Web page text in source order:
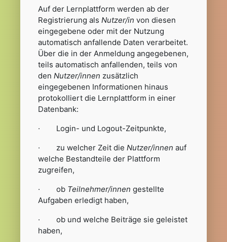
Auf der Lernplattform werden ab der
Registrierung als Nutzer/in von diesen
eingegebene oder mit der Nutzung
automatisch anfallende Daten verarbeitet.
Über die in der Anmeldung angegebenen,
teils automatisch anfallenden, teils von
den Nutzer/innen zusätzlich
eingegebenen Informationen hinaus
protokolliert die Lernplattform in einer
Datenbank:
· Login- und Logout-Zeitpunkte,
· zu welcher Zeit die Nutzer/innen auf
welche Bestandteile der Plattform
zugreifen,
· ob Teilnehmer/innen gestellte
Aufgaben erledigt haben,
· ob und welche Beiträge sie geleistet
haben,